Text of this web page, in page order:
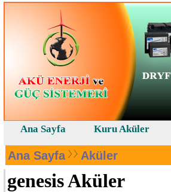
Ana Sayfa Aküler
genesis Aküler
Ana Sayfa Kuru Aküler